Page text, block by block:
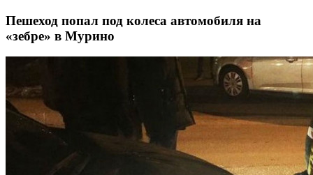
Пешеход попал под колеса автомобиля на
«зебре» в Мурино